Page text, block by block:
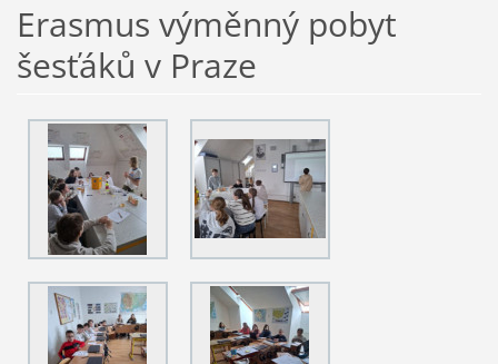
Erasmus výměnný pobyt
šesťáků v Praze